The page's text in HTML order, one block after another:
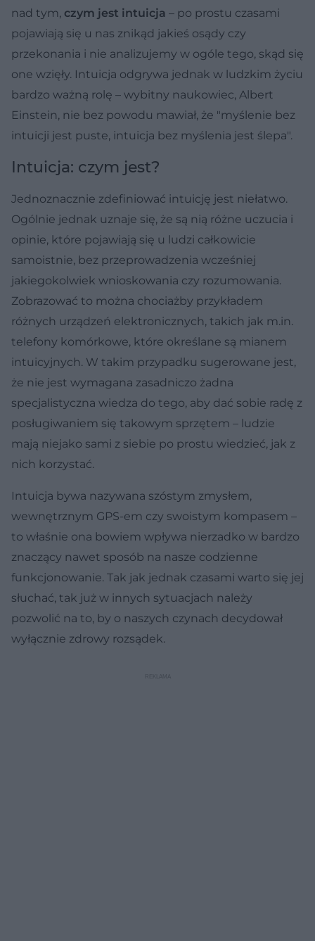
nad tym, czym jest intuicja – po prostu czasami
pojawiają się u nas znikąd jakieś osądy czy
przekonania i nie analizujemy w ogóle tego, skąd się
one wzięły. Intuicja odgrywa jednak w ludzkim życiu
bardzo ważną rolę – wybitny naukowiec, Albert
Einstein, nie bez powodu mawiał, że "myślenie bez
intuicji jest puste, intuicja bez myślenia jest ślepa".
Intuicja: czym jest?
Jednoznacznie zdefiniować intuicję jest niełatwo.
Ogólnie jednak uznaje się, że są nią różne uczucia i
opinie, które pojawiają się u ludzi całkowicie
samoistnie, bez przeprowadzenia wcześniej
jakiegokolwiek wnioskowania czy rozumowania.
Zobrazować to można chociażby przykładem
różnych urządzeń elektronicznych, takich jak m.in.
telefony komórkowe, które określane są mianem
intuicyjnych. W takim przypadku sugerowane jest,
że nie jest wymagana zasadniczo żadna
specjalistyczna wiedza do tego, aby dać sobie radę z
posługiwaniem się takowym sprzętem – ludzie
mają niejako sami z siebie po prostu wiedzieć, jak z
nich korzystać.
Intuicja bywa nazywana szóstym zmysłem,
wewnętrznym GPS-em czy swoistym kompasem –
to właśnie ona bowiem wpływa nierzadko w bardzo
znaczący nawet sposób na nasze codzienne
funkcjonowanie. Tak jak jednak czasami warto się jej
słuchać, tak już w innych sytuacjach należy
pozwolić na to, by o naszych czynach decydował
wyłącznie zdrowy rozsądek.